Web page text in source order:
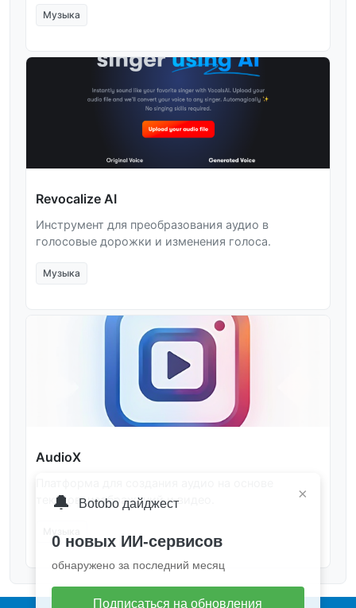
Музыка
Revocalize AI
Инструмент для преобразования аудио в
голосовые дорожки и изменения голоса.
Музыка
AudioX
текстов, изображений и видео.
×
🔔 Botobo дайджест
0 новых ИИ-сервисов
обнаружено за последний месяц
Подписаться на обновления